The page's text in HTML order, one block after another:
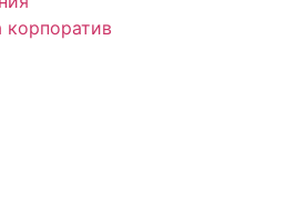
корпоратив